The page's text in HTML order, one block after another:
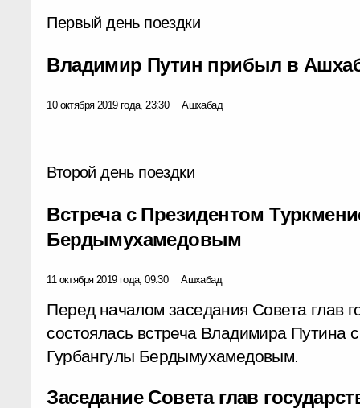
Первый день поездки
Владимир Путин прибыл в
10 октября 2019 года, 23:30 Ашхабад
Второй день поездки
Встреча с Президентом
Бердымухамедовым
11 октября 2019 года, 09:30 Ашхабад
Перед началом заседания Совета глав
состоялась встреча Владимира Путина
Гурбангулы Бердымухамедовым.
Заседание Совета глав